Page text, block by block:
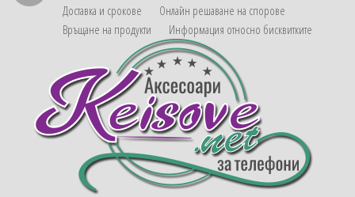
Доставка и срокове
Онлайн решаване на спорове
Връщане на продукти
Информация относно бисквитките